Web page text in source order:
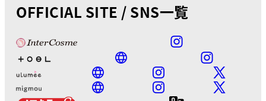
OFFICIAL SITE / SNS一覧